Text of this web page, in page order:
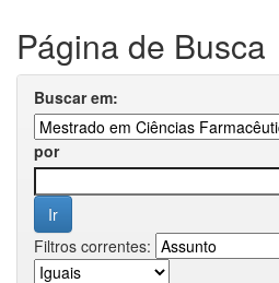
Página de Busca
Buscar em:
por
Filtros correntes: